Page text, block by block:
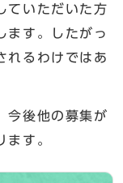
ていただいた方
ます。したがっ
れるわけではあ
今後他の募集が
ます。